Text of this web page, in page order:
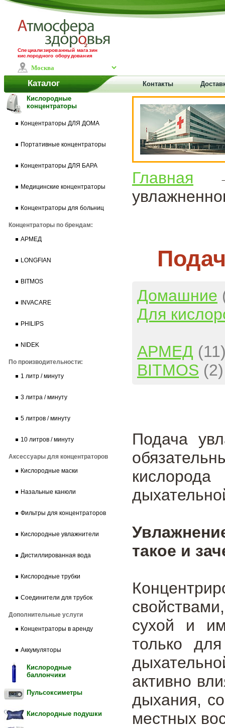
Специализированный магазин
кислородного оборудования
Каталог Контакты
Кислородные
концентраторы
Концентраторы ДЛЯ ДОМА
Портативные концентраторы
Концентраторы ДЛЯ БАРА
Медицинские концентраторы
Концентраторы для больниц
Концентраторы по брендам:
АРМЕД
LONGFIAN
BITMOS
INVACARE
PHILIPS
NIDEK
По производительности:
1 литр / минуту
3 литра / минуту
5 литров / минуту
10 литров / минуту
Аксессуары для концентраторов
Кислородные маски
Назальные канюли
Фильтры для концентраторов
Кислородные увлажнители
Дистиллированная вода
Кислородные трубки
Соединители для трубок
Дополнительные услуги
Концентраторы в аренду
Аккумуляторы
Кислородные
баллончики
Пульсоксиметры
Кислородные подушки
Главная
Домашние
Для
АРМЕД
BITMOS (2)
Подача
такое и
сухой и
только
активно
дыхания,
местных